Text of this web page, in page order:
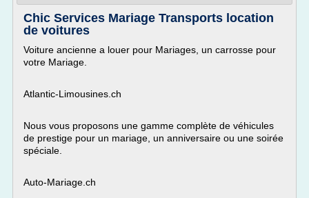
Chic Services Mariage Transports location
de voitures
Voiture ancienne a louer pour Mariages, un carrosse pour
votre Mariage.
Atlantic-Limousines.ch
Nous vous proposons une gamme complète de véhicules
de prestige pour un mariage, un anniversaire ou une soirée
spéciale.
Auto-Mariage.ch